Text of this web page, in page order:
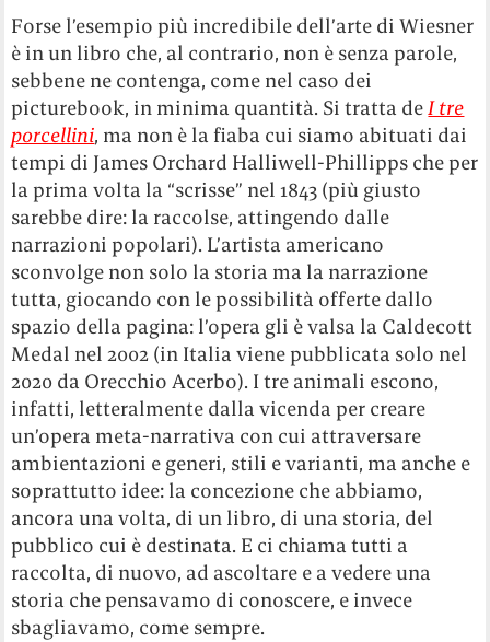
Forse l’esempio più incredibile dell’arte di Wiesner
è in un libro che, al contrario, non è senza parole,
sebbene ne contenga, come nel caso dei
picturebook, in minima quantità. Si tratta deI tre
porcellini, ma non è la fiaba cui siamo abituati dai
tempi di James Orchard Halliwell-Phillipps che per
la prima volta la “scrisse” nel 1843 (più giusto
sarebbe dire: la raccolse, attingendo dalle
narrazioni popolari). L’artista americano
sconvolge non solo la storia ma la narrazione
tutta, giocando con le possibilità offerte dallo
spazio della pagina: l’opera gli è valsa la Caldecott
Medal nel 2002 (in Italia viene pubblicata solo nel
2020 da Orecchio Acerbo). I tre animali escono,
infatti, letteralmente dalla vicenda per creare
un’opera meta-narrativa con cui attraversare
ambientazioni e generi, stili e varianti, ma anche e
soprattutto idee: la concezione che abbiamo,
ancora una volta, di un libro, di una storia, del
pubblico cui è destinata. E ci chiama tutti a
raccolta, di nuovo, ad ascoltare e a vedere una
storia che pensavamo di conoscere, e invece
sbagliavamo, come sempre.